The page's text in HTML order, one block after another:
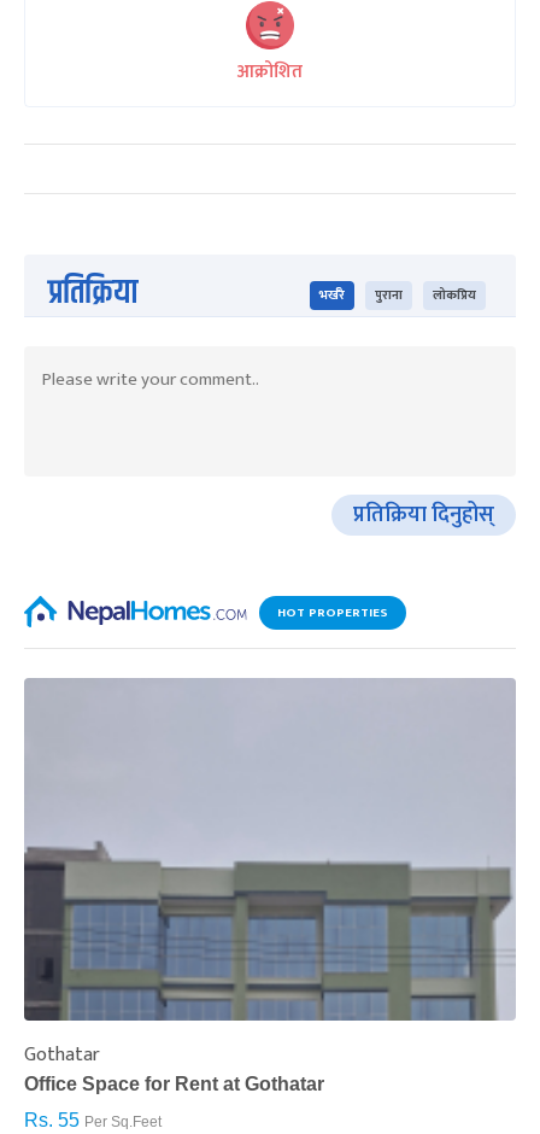
आक्रोशित
प्रतिक्रिया भर्खरै पुराना लोकप्रिय
प्रतिक्रिया दिनुहोस्
HOT PROPERTIES
Gothatar
Office Space for Rent at Gothatar
Rs. 55 Per Sq.Feet